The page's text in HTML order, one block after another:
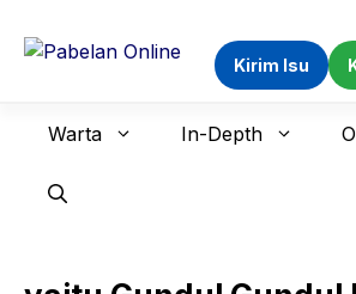
Kirim Isu
Warta In-Depth